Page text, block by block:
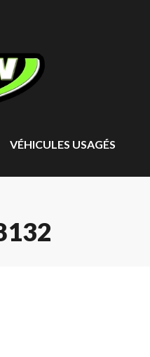
VÉHICULES USAGÉS